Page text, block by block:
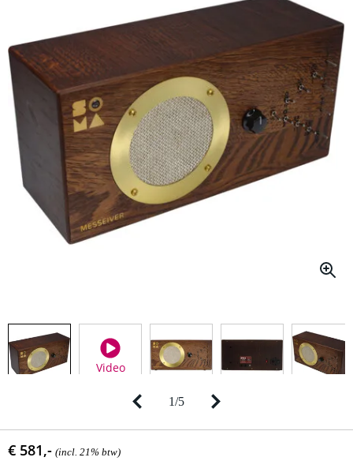
Video
1/5
€ 581,- (incl. 21% btw)